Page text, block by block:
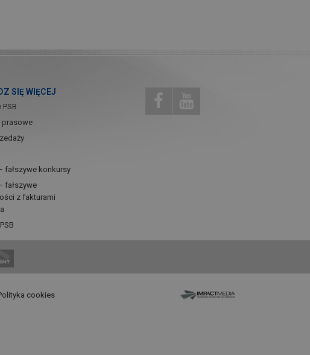
SIĘ WIĘCEJ
PSB
prasowe
fałszywe konkursy
fałszywe
z fakturami
cookies